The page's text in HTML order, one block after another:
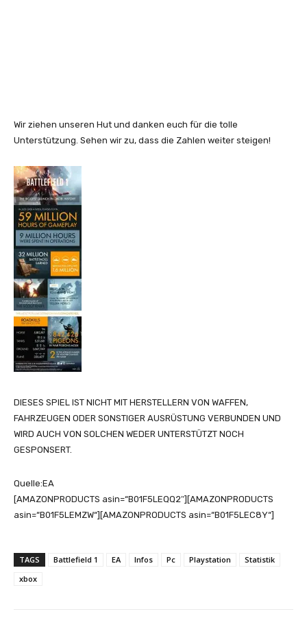
Wir ziehen unseren Hut und danken euch für die tolle
Unterstützung. Sehen wir zu, dass die Zahlen weiter steigen!
DIESES SPIEL IST NICHT MIT HERSTELLERN VON WAFFEN,
FAHRZEUGEN ODER SONSTIGER AUSRÜSTUNG VERBUNDEN UND
WIRD AUCH VON SOLCHEN WEDER UNTERSTÜTZT NOCH
GESPONSERT.
Quelle:EA
[AMAZONPRODUCTS asin=“B01F5LEQQ2″][AMAZONPRODUCTS
asin=“B01F5LEMZW“][AMAZONPRODUCTS asin=“B01F5LEC8Y“]
TAGS Battlefield 1 EA Infos Pc Playstation
Statistik
xbox